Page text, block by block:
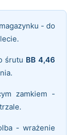
- do
śrutu BB 4,46
zamkiem -
- wrażenie